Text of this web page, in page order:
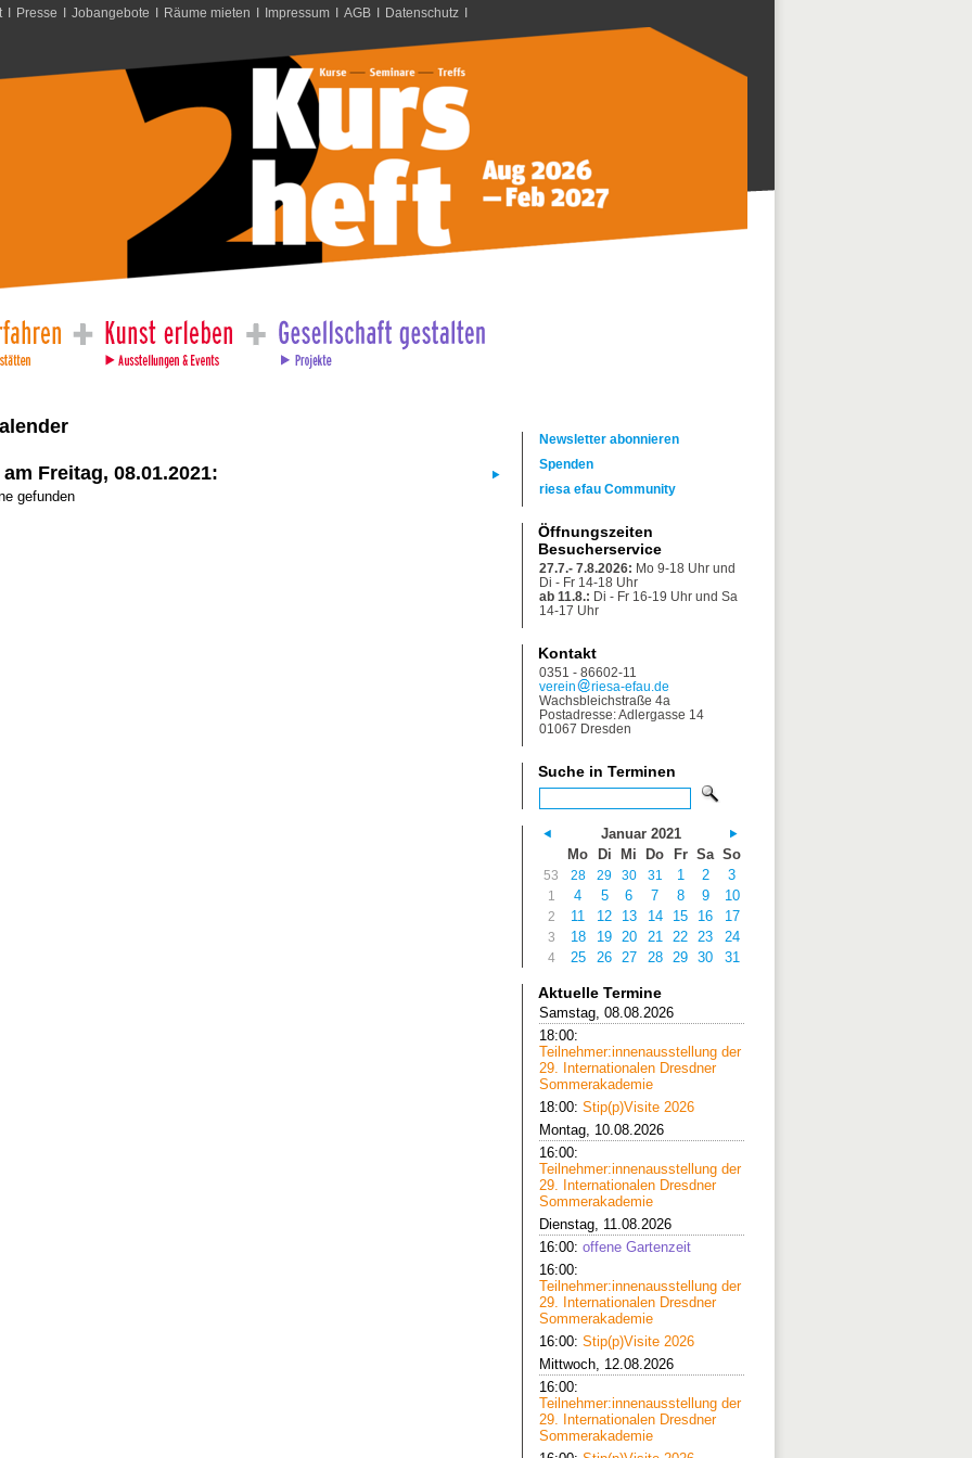
I Presse I Jobangebote I Räume mieten I Impressum I AGB I Datenschutz I
Freitag, 08.01.2021:
gefunden
Newsletter abonnieren
Spenden
riesa efau Community
Öffnungszeiten
Besucherservice
27.7.- 7.8.2026: Mo 9-18 Uhr und
Di - Fr 14-18 Uhr
ab 11.8.: Di - Fr 16-19 Uhr und Sa
14-17 Uhr
Kontakt
0351 - 86602-11
verein
riesa-efau.de
Wachsbleichstraße 4a
Postadresse: Adlergasse 14
01067 Dresden
Suche in Terminen
Januar 2021
Mo
Di Mi Do Fr Sa So
53 28 29 30 31 1 2 3
1 4 5 6 7 8 9 10
2 11 12 13 14 15 16 17
3 18 19 20 21 22 23 24
4 25 26 27 28 29 30 31
Aktuelle Termine
Samstag, 08.08.2026
18:00:
Teilnehmer:innenausstellung der
29. Internationalen Dresdner
Sommerakademie
18:00: Stip(p)Visite 2026
Montag, 10.08.2026
16:00:
Teilnehmer:innenausstellung der
29. Internationalen Dresdner
Sommerakademie
Dienstag, 11.08.2026
16:00: offene Gartenzeit
16:00:
Teilnehmer:innenausstellung der
29. Internationalen Dresdner
Sommerakademie
16:00: Stip(p)Visite 2026
Mittwoch, 12.08.2026
16:00:
Teilnehmer:innenausstellung der
29. Internationalen Dresdner
Sommerakademie